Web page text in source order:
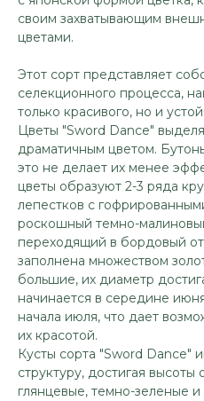
своим захватывающим
цветами.
Этот сорт представляет
селекционного процесса,
только красивого, но и
Цветы "Sword Dance"
драматичным цветом.
это не делает их менее
цветы образуют 2-3 ряда
лепестков с
роскошный темно-
переходящий в бордовый
заполнена множеством
большие, их диаметр
начинается в середине
начала июля, что дает
их красотой.
Кусты сорта "Sword Dance"
структуру, достигая
глянцевые, темно-зеленые